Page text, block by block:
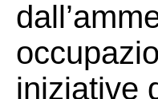
iniziative